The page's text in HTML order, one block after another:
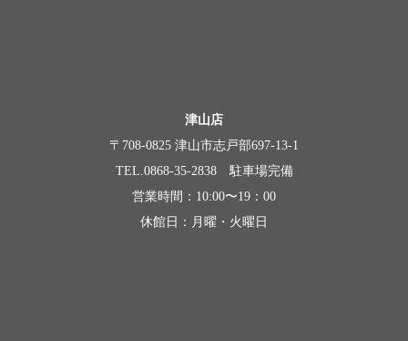
津山店
〒708-0825 津山市志戸部697-13-1
TEL.0868-35-2838 駐車場完備
営業時間：10:00〜19：00
休館日：月曜・火曜日